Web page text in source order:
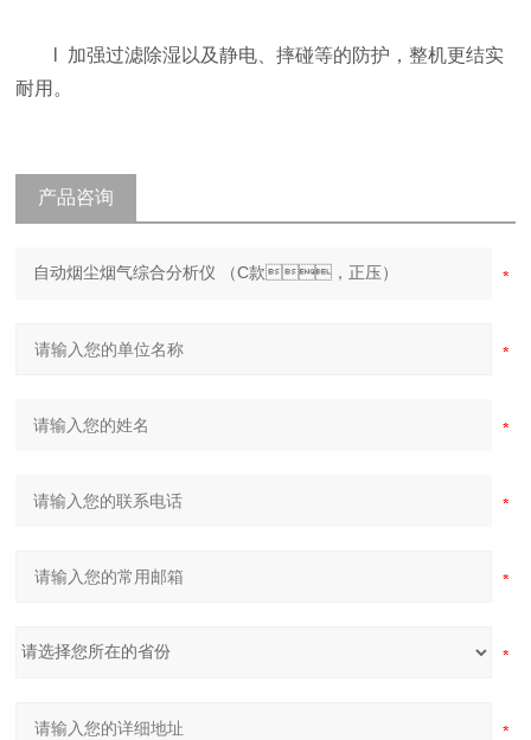
l 加强过滤除湿以及静电、摔碰等的防护，整机更结实
耐用。
产品咨询